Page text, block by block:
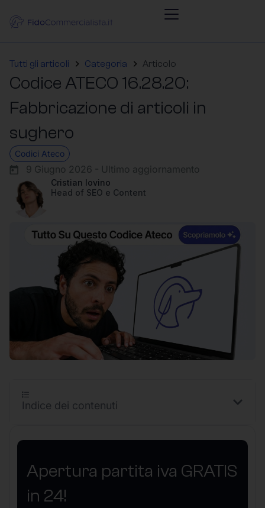
Tutti gli articoli Categoria Articolo
Codice ATECO 16.28.20:
Fabbricazione di articoli in
sughero
Codici Ateco
9 Giugno 2026 - Ultimo aggiornamento
Cristian Iovino
Head of SEO e Content
Apertura partita iva GRATIS
in 24!
Indice dei contenuti